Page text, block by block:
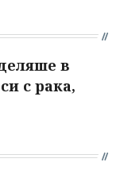
в
с рака,